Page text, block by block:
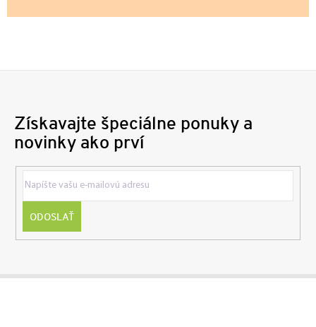
Získavajte špeciálne ponuky a
novinky ako prví
ODOSLAŤ